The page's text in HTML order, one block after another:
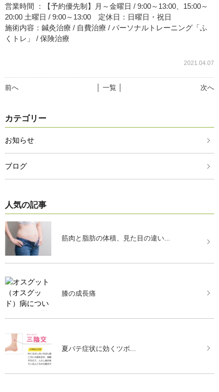
営業時間 ：【予約優先制】月～金曜日 / 9:00～13:00、15:00～
20:00 土曜日 / 9:00～13:00 定休日：日曜日・祝日
施術内容：鍼灸治療 / 自費治療 / パーソナルトレーニング「ふ
くトレ」 / 保険治療
2021.04.07
前へ 次へ
│ 一覧 │
カテゴリー
お知らせ
ブログ
人気の記事
筋肉と脂肪の体積、見た目の違い...
膝の成長痛
夏バテ症状に効くツボ...